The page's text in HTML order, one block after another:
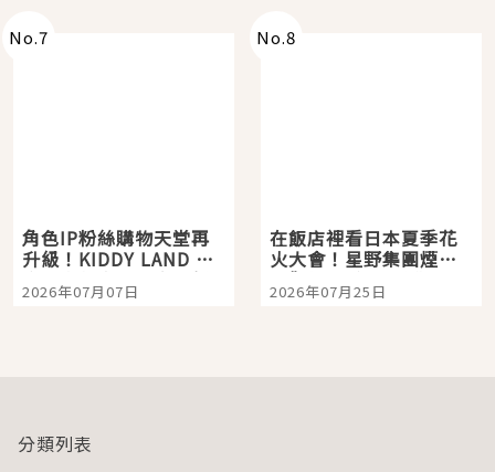
No.7
角色IP粉絲購物天堂再
升級！KIDDY LAND 原
宿店吉伊卡哇迎客，新
開幕 OMOKADO 店3分
2026年07月07日
No.8
在飯店裡看日本夏季花
火大會！星野集團煙火
景觀飯店6選，讓你不用
人擠人悠閒欣賞
2026年07月25日
分類列表